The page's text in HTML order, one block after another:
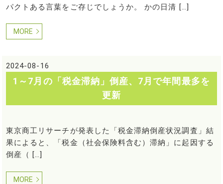
パクトある言葉をご存じでしょうか。 かの日清 […]
MORE
2024-08-16
1～7月の「税金滞納」倒産、7月で年間最多を
更新
東京商工リサーチが発表した「税金滞納倒産状況調査」結
果によると、「税金（社会保険料含む）滞納」に起因する
倒産（ […]
MORE